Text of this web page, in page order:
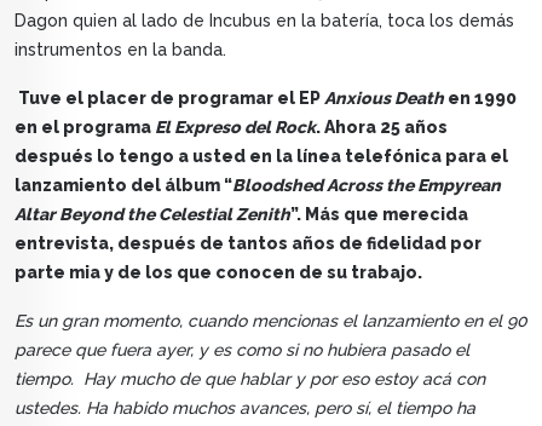
Dagon quien al lado de Incubus en la batería, toca los demás
instrumentos en la banda.
Tuve el placer de programar el EPAnxious Deathen 1990
en el programa El Expreso del Rock. Ahora 25 años
después lo tengo a usted en la línea telefónica para el
lanzamiento del álbum “Bloodshed Across the Empyrean
Altar Beyond the Celestial Zenith”. Más que merecida
entrevista, después de tantos años de fidelidad por
parte mia y de los que conocen de su trabajo.
Es un gran momento, cuando mencionas el lanzamiento en el 90
parece que fuera ayer, y es como si no hubiera pasado el
tiempo. Hay mucho de que hablar y por eso estoy acá con
ustedes. Ha habido muchos avances, pero sí, el tiempo ha